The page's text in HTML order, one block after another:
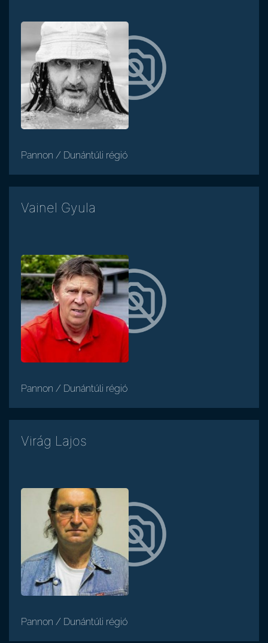
Pannon / Dunántúli régió
Vainel Gyula
Pannon / Dunántúli régió
Virág Lajos
Pannon / Dunántúli régió